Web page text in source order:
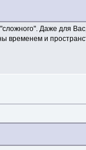
Даже для
временем и